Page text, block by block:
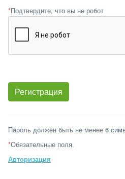
*Подтвердите, что вы не робот
Пароль должен быть не менее 6
*Обязательные поля.
Авторизация